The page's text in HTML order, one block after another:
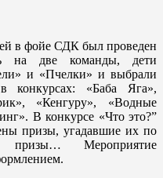
в фойе СДК был проведен
на две команды, дети
и «Пчелки» и выбрали
конкурсах: «Баба Яга»,
«Кенгуру», «Водные
В конкурсе «Что это?”
призы, угадавшие их по
Мероприятие